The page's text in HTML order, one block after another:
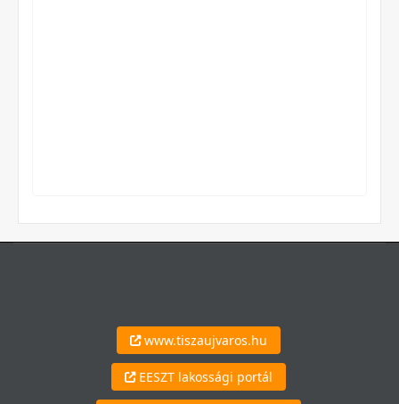
www.tiszaujvaros.hu
EESZT lakossági portál